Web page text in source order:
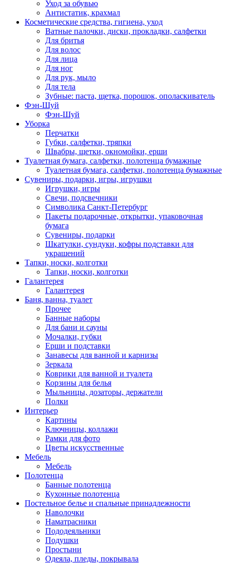
Уход за обувью
Антистатик, крахмал
Косметические средства, гигиена, уход
Ватные палочки, диски, прокладки, салфетки
Для бритья
Для волос
Для лица
Для ног
Для рук, мыло
Для тела
Зубные: паста, щетка, порошок, ополаскиватель
Фэн-Шуй
Фэн-Шуй
Уборка
Перчатки
Губки, салфетки, тряпки
Швабры, щетки, окномойки, ерши
Туалетная бумага, салфетки, полотенца бумажные
Туалетная бумага, салфетки, полотенца бумажные
Сувениры, подарки, игры, игрушки
Игрушки, игры
Свечи, подсвечники
Символика Санкт-Петербург
Пакеты подарочные, открытки, упаковочная
бумага
Сувениры, подарки
Шкатулки, сундуки, кофры подставки для
украшений
Тапки, носки, колготки
Тапки, носки, колготки
Галантерея
Галантерея
Баня, ванна, туалет
Прочее
Банные наборы
Для бани и сауны
Мочалки, губки
Ерши и подставки
Занавесы для ванной и карнизы
Зеркала
Коврики для ванной и туалета
Корзины для белья
Мыльницы, дозаторы, держатели
Полки
Интерьер
Картины
Ключницы, коллажи
Рамки для фото
Цветы искусственные
Мебель
Мебель
Полотенца
Банные полотенца
Кухонные полотенца
Постельное белье и спальные принадлежности
Наволочки
Наматрасники
Пододеяльники
Подушки
Простыни
Одеяла, пледы, покрывала